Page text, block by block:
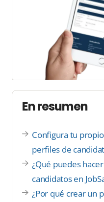
En resumen
Configura tu
perfiles de
¿Qué puedes
candidatos en
¿Por qué crear un